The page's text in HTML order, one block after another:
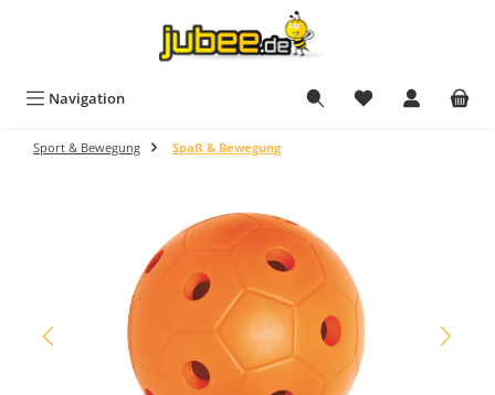
Navigation
Sport & Bewegung Spaß & Bewegung
Bildergalerie überspringen